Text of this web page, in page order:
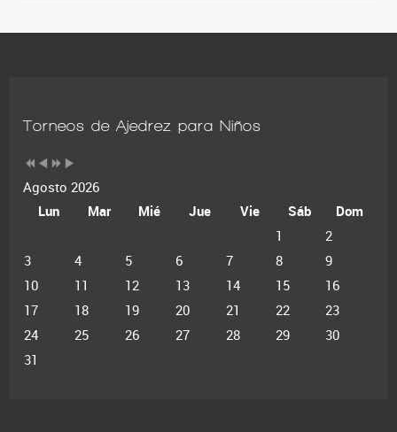
Torneos de Ajedrez para Niños
Agosto 2026
Lun
Mar Mié Jue Vie Sáb
Dom
1
2
3
4 5 6 7 8
9
10
11 12 13 14 15
16
17
18 19 20 21 22
23
24
25 26 27 28 29
30
31